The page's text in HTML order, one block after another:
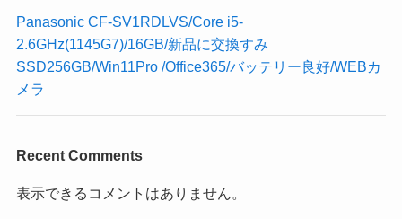
Panasonic CF-SV1RDLVS/Core i5-
2.6GHz(1145G7)/16GB/新品に交換すみ
SSD256GB/Win11Pro /Office365/バッテリー良好/WEBカ
メラ
Recent Comments
表示できるコメントはありません。